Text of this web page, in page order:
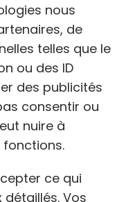
nous
de
telles que le
ou des ID
des publicités
consentir ou
nuire à
ce qui
Vos
Biot